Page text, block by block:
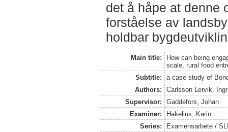
det å håpe at denne
forståelse av
holdbar
Main title:
How can being
scale, rural food
Subtitle:
a case study of
Authors:
Carlsson Lervik,
Supervisor:
Gaddefors, Johan
Examiner:
Hakelius, Karin
Series:
Examensarbete /